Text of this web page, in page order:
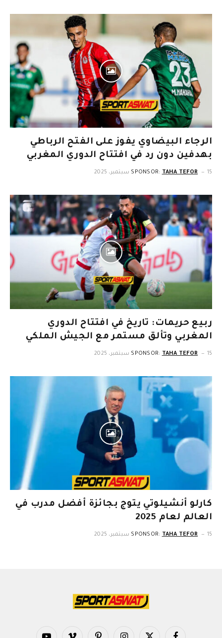
الرجاء البيضاوي يفوز على الفتح الرباطي
بهدفين دون رد في افتتاح الدوري المغربي
SPONSOR: TAHA TEFOR 15 سبتمبر، 2025
ربيع حريمات: تاريخ في افتتاح الدوري
المغربي وتألق مستمر مع الجيش الملكي
SPONSOR: TAHA TEFOR 15 سبتمبر، 2025
كارلو أنشيلوتي يتوج بجائزة أفضل مدرب في
العالم لعام 2025
SPONSOR: TAHA TEFOR 15 سبتمبر، 2025